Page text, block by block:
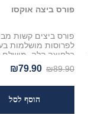
פורס ביצה אוקסו
בלחיצה קלה. מושלם
סלטים וסנדוויצ'ים
₪89.90
₪79.90